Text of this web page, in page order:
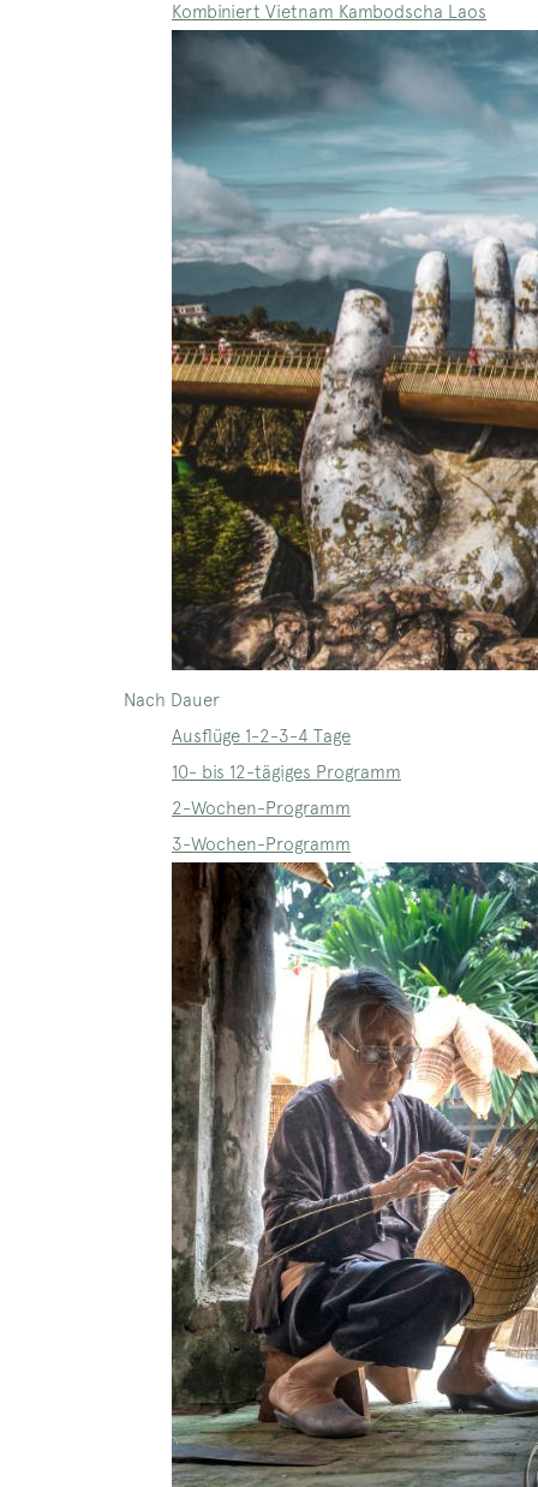
Kombiniert Vietnam Kambodscha Laos
Nach Dauer
Ausflüge 1-2-3-4 Tage
10- bis 12-tägiges Programm
2-Wochen-Programm
3-Wochen-Programm